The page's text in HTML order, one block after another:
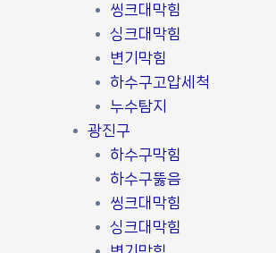
씽크대막힘
싱크대막힘
변기막힘
하수구고압세척
누수탐지
광진구
하수구막힘
하수구뚫음
씽크대막힘
싱크대막힘